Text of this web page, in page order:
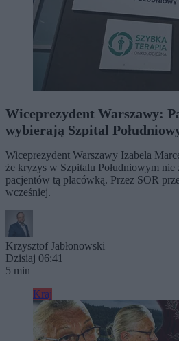
Wiceprezydent Warszawy:
wybierają Szpital
Wiceprezydent Warszawy Izabela
że kryzys w Szpitalu Południowym nie
pacjentów tą placówką. Przez SOR
wcześniej.
Krzysztof Jabłonowski
Dzisiaj 06:41
5 min
Kraj